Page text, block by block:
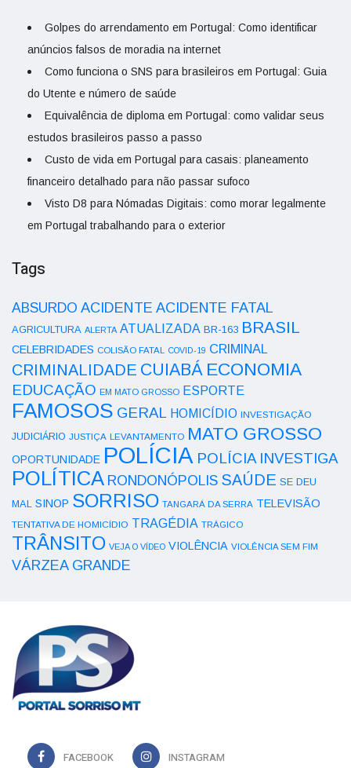
Golpes do arrendamento em Portugal: Como identificar
anúncios falsos de moradia na internet
Como funciona o SNS para brasileiros em Portugal: Guia
do Utente e número de saúde
Equivalência de diploma em Portugal: como validar seus
estudos brasileiros passo a passo
Custo de vida em Portugal para casais: planeamento
financeiro detalhado para não passar sufoco
Visto D8 para Nómadas Digitais: como morar legalmente
em Portugal trabalhando para o exterior
Tags
ABSURDO ACIDENTE ACIDENTE FATAL
AGRICULTURA ALERTA ATUALIZADA BR-163 BRASIL
CELEBRIDADES COLISÃO FATAL COVID-19 CRIMINAL
CRIMINALIDADE CUIABÁ ECONOMIA
EDUCAÇÃO EM MATO GROSSO ESPORTE
FAMOSOS GERAL HOMICÍDIO INVESTIGAÇÃO
JUDICIÁRIO JUSTIÇA LEVANTAMENTO MATO GROSSO
OPORTUNIDADE POLÍCIA POLÍCIA INVESTIGA
POLÍTICA RONDONÓPOLIS SAÚDE SE DEU
MAL SINOP SORRISO TANGARÁ DA SERRA TELEVISÃO
TENTATIVA DE HOMICÍDIO TRAGÉDIA TRÁGICO
TRÂNSITO VEJA O VÍDEO VIOLÊNCIA VIOLÊNCIA SEM FIM
VÁRZEA GRANDE
FACEBOOK INSTAGRAM